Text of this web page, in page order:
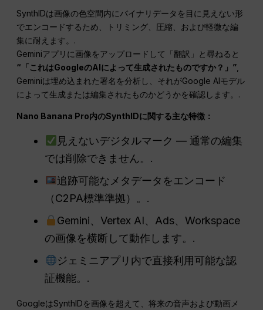
SynthIDは画像の色空間内にバイナリデータを目に見えない形
でエンコードするため、トリミング、圧縮、および軽微な編
集に耐えます。.
Geminiアプリに画像をアップロードして「翻訳」と尋ねると
“「これはGoogleのAIによって生成されたものですか？」”
Geminiは埋め込まれた署名を分析し、それがGoogle AIモデル
によって生成または編集されたものかどうかを確認します。.
Nano Banana Pro内のSynthIDに関する主な特徴：
見えないデジタルマーク — 通常の編集
では削除できません。.
追跡可能なメタデータをエンコード
（C2PA標準準拠）。.
Gemini、Vertex AI、Ads、Workspace
の画像を横断して動作します。.
ジェミニアプリ内で直接利用可能な認
証機能。.
GoogleはSynthIDを画像を超えて、将来の音声および動画メ